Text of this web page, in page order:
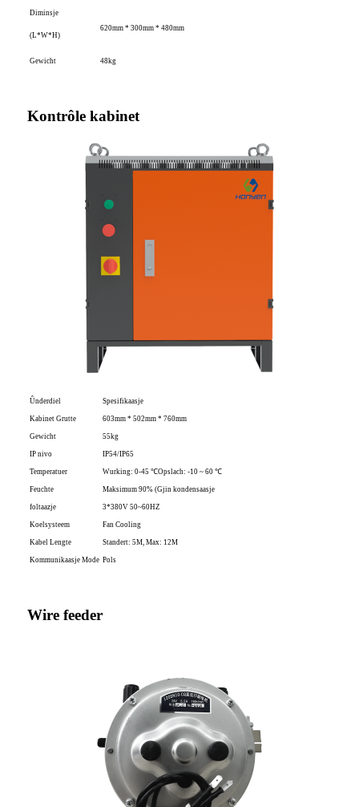
Diminsje
(L*W*H)
620mm * 300mm * 480mm
Gewicht 48kg
Kontrôle kabinet
Ûnderdiel Spesifikaasje
Kabinet Grutte 603mm * 502mm * 760mm
Gewicht 55kg
IP nivo IP54/IP65
Temperatuer Wurking: 0-45 ℃Opslach: -10 ~ 60 ℃
Feuchte Maksimum 90% (Gjin kondensaasje
foltaazje 3*380V 50~60HZ
Koelsysteem Fan Cooling
Kabel Lengte Standert: 5M, Max: 12M
Kommunikaasje Mode Pols
Wire feeder